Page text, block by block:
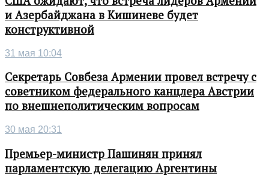
и Азербайджана в Кишиневе будет
конструктивной
31 мая 10:04
Секретарь Совбеза Армении провел встречу с
советником федерального канцлера Австрии
по внешнеполитическим вопросам
30 мая 20:31
Премьер-министр Пашинян принял
парламентскую делегацию Аргентины